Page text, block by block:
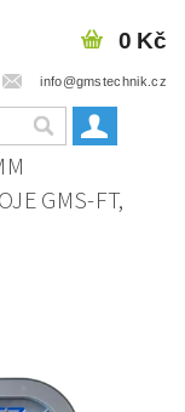
info@gmstechnik.cz
0 Kč
GMS-FT,